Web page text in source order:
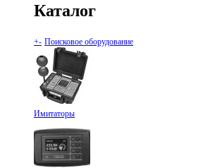
Каталог
+- Поисковое оборудование
Имитаторы